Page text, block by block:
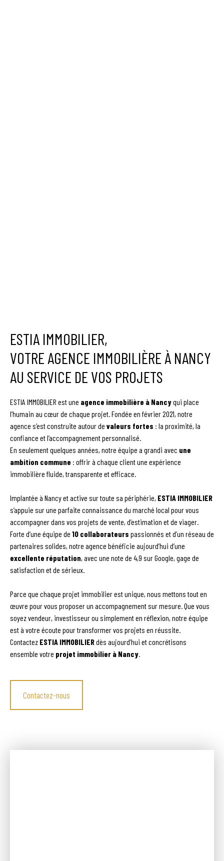
ESTIA IMMOBILIER,
VOTRE AGENCE IMMOBILIÈRE À NANCY
AU SERVICE DE VOS PROJETS
ESTIA IMMOBILIER est une agence immobilière à Nancyqui place
l’humain au cœur de chaque projet. Fondée en février 2021, notre
agence s’est construite autour de valeurs fortes : la proximité, la
confiance et l’accompagnement personnalisé.
En seulement quelques années, notre équipe a grandi avec une
ambition commune : offrir à chaque client une expérience
immobilière fluide, transparente et efficace.
Implantée à Nancy et active sur toute sa périphérie, ESTIA IMMOBILIER
s’appuie sur une parfaite connaissance du marché local pour vous
accompagner dans vos projets de vente, d’estimation et de viager.
Forte d’une équipe de 10 collaborateurs passionnés et d’un réseau de
partenaires solides, notre agence bénéficie aujourd’hui d’une
excellente réputation, avec une note de 4,9 sur Google, gage de
satisfaction et de sérieux.
Parce que chaque projet immobilier est unique, nous mettons tout en
œuvre pour vous proposer un accompagnement sur mesure. Que vous
soyez vendeur, investisseur ou simplement en réflexion, notre équipe
est à votre écoute pour transformer vos projets en réussite.
Contactez ESTIA IMMOBILIERdès aujourd’hui et concrétisons
ensemble votre projet immobilier à Nancy.
Contactez-nous